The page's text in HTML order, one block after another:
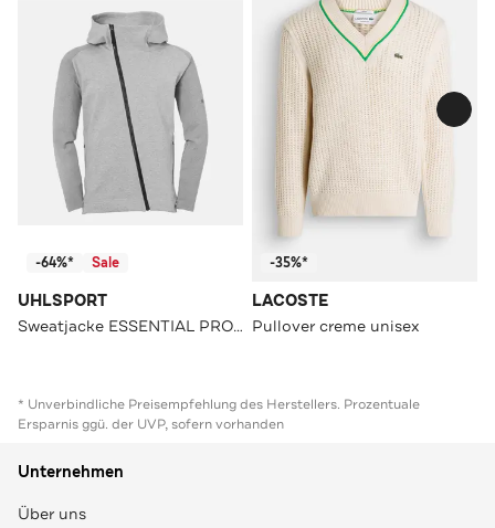
-64%* Sale
UHLSPORT
Sweatjacke ESSENTIAL PRO dark grau melange
-35%*
LACOSTE
Pullover creme unisex
* Unverbindliche Preisempfehlung des Herstellers. Prozentuale
Ersparnis ggü. der UVP, sofern vorhanden
Unternehmen
Über uns